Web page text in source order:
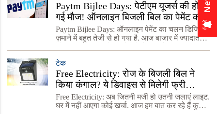
Paytm Bijlee Days: पेटीएम यूजर्स की हो
गई मौज! ऑनलाइन बिजली बिल का पेमेंट करने
पर फुल Cashback, जानें डिटेल
Paytm Bijlee Days: ऑनलाइन पेमेंट का चलन डिजिटल
ज़माने में बहुत तेजी से हो गया है. आज बाजार में ज्यादातर
टेक
Free Electricity: रोज के बिजली बिल ने
किया कंगाल? ये डिवाइस से मिलेगी फ्री
बिजली, अब नहीं जेब होगी खाली, जानें कीमत
Free Electricity: अब जितनी मर्जी हो उतनी जलाएं लाइट.
घर में नहीं आएगा कोई खर्चा. आज हम बात कर रहे हैं कुछ